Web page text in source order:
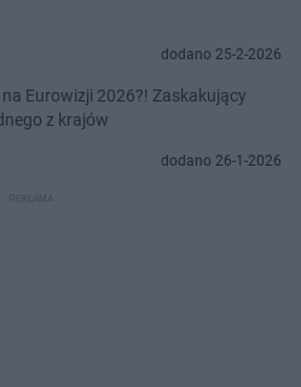
dodano 25-2-2026
Eurowizji 2026?! Zaskakujący
z krajów
dodano 26-1-2026